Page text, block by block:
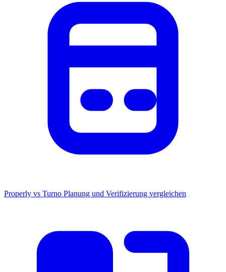
Properly vs Turno Planung und Verifizierung vergleichen